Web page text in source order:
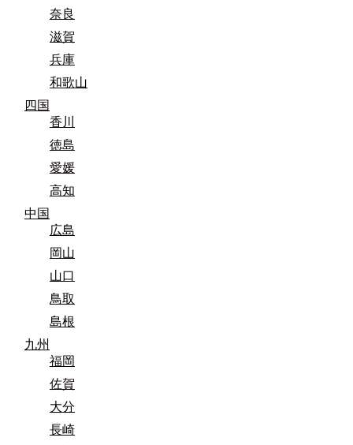
奈良
滋賀
兵庫
和歌山
四国
香川
徳島
愛媛
高知
中国
広島
岡山
山口
鳥取
島根
九州
福岡
佐賀
大分
長崎